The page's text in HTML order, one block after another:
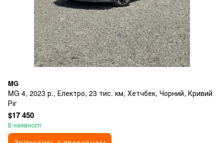
MG
MG 4, 2023 р., Електро, 23 тис. км, Хетчбек, Чорний, Кривий
Ріг
$17 450
В наявності